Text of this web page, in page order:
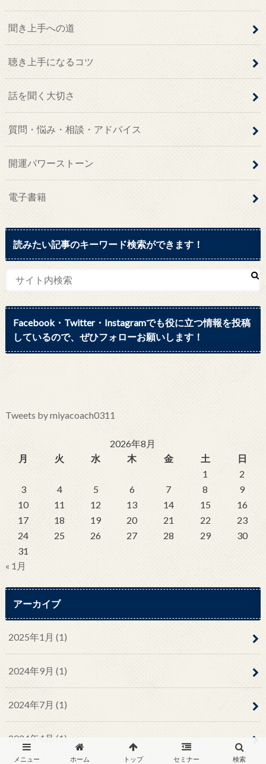
メニュー ホーム トップ セミナー 検索
聞き上手への道
聴き上手になるコツ
話を聞く大切さ
質問・悩み・相談・アドバイス
開運パワーストーン
電子書籍
読みたい記事のキーワード検索ができます！
Facebook・Twitter・Instagramでも役に立つ情報を投稿
しているので、ぜひフォローお願いします！
Tweets by miyacoach0311
2026年8月
月
火 水 木 金 土
日
1
2
3
4 5 6 7 8
9
10
11 12 13 14 15
16
17
18 19 20 21 22
23
24
25 26 27 28 29
30
31
« 1月
アーカイブ
2025年1月 (1)
2024年9月 (1)
2024年7月 (1)
2024年4月 (1)